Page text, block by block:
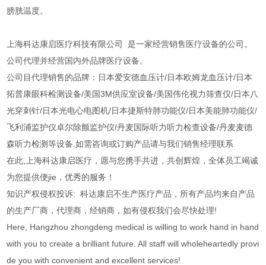
膀胱温度。
上海科达康启医疗科技有限公司 是一家经营销售医疗设备的公司。
公司代理并经营国内外品牌医疗设备。
公司目代理销售的品牌：日本爱安德血压计/日本欧姆龙血压计/日本
拓普康眼科检测设备/美国3M供应室设备/美国伟伦视力筛查仪/日本八
光穿刺针/日本光电心电图机/日本捷斯特肺功能仪/日本美能肺功能仪/
飞利浦监护仪卓尔除颤监护仪/丹麦国际听力听力检查设备/丹麦麦德
森听力检测等设备.如需咨询或订购产品请与我们销售经理联系
在此,上海科达康启医疗，愿与您携手共进，共创辉煌，全体员工竭诚
为您提供便jie，优秀的服务！
知识产权侵权投诉: 科达康启不生产医疗产品，所有产品均来自产品
的生产厂商，代理商，经销商，如有侵权我们会尽快处理!
Here, Hangzhou zhongdeng medical is willing to work hand in hand
with you to create a brilliant future. All staff will wholeheartedly provi
de you with convenient and excellent services!